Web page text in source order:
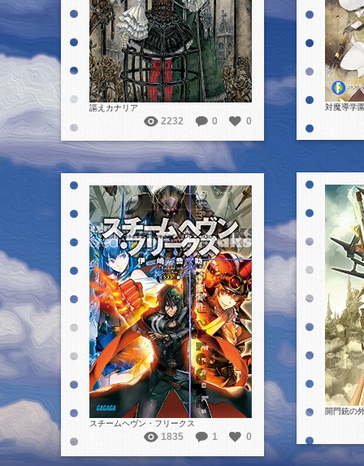
謳えカナリア
2232 0 0
対魔導学
開門銃の
詳細を見る
スチームヘヴン・フリークス
1835 1 0